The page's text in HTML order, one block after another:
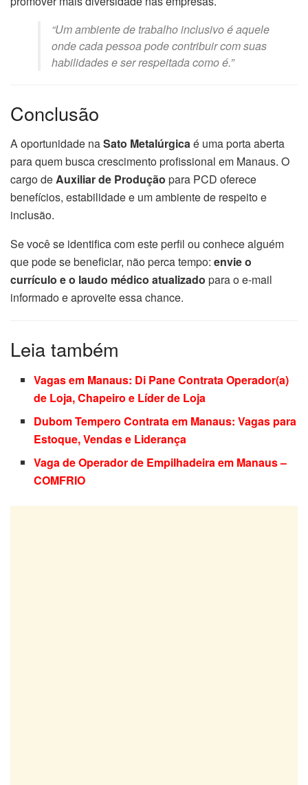
“Um ambiente de trabalho inclusivo é aquele
onde cada pessoa pode contribuir com suas
habilidades e ser respeitada como é.”
Conclusão
A oportunidade naSato Metalúrgicaé uma porta aberta
para quem busca crescimento profissional em Manaus. O
cargo deAuxiliar de Produção para PCD oferece
benefícios, estabilidade e um ambiente de respeito e
inclusão.
Se você se identifica com este perfil ou conhece alguém
que pode se beneficiar, não perca tempo: envie o
currículo e o laudo médico atualizado para o e-mail
informado e aproveite essa chance.
Leia também
Vagas em Manaus: Di Pane Contrata Operador(a)
de Loja, Chapeiro e Líder de Loja
Dubom Tempero Contrata em Manaus: Vagas para
Estoque, Vendas e Liderança
Vaga de Operador de Empilhadeira em Manaus –
COMFRIO